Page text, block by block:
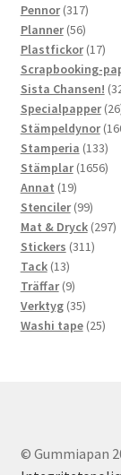
produkter
Pennor 317317
Planner 5656
Plastfickor 1717
Scrapbooking-
Sista Chansen!
Specialpapper 26
Stämpeldynor
Stamperia 133133
Stämplar 16561656
Annat 1919
produkter
Stenciler 9999
Mat & Dryck 297
Stickers 311311
Tack 1313
produkter
Träffar 99
produkter
Verktyg 3535
Washi tape 2525
© Gummiapan